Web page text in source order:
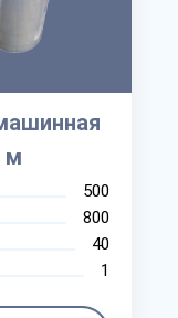
м
500
800
40
1